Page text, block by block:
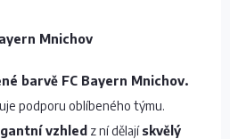
Mnichov
barvě FC Bayern Mnichov.
podporu oblíbeného týmu.
vzhled z ní dělajískvělý